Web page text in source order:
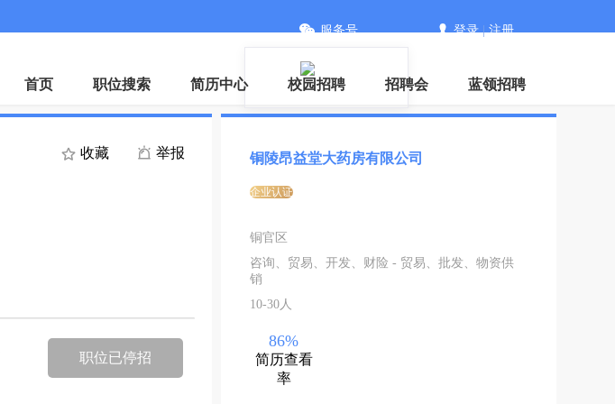
客服微信
服务号 登录|注册
首页 职位搜索 简历中心 校园招聘 招聘会 蓝领招聘
收藏 举报
职位已停招
铜陵昂益堂大药房有限公司
企业认证
铜官区
咨询、贸易、开发、财险 - 贸易、批发、物资供
销
10-30人
86%
简历查看
率